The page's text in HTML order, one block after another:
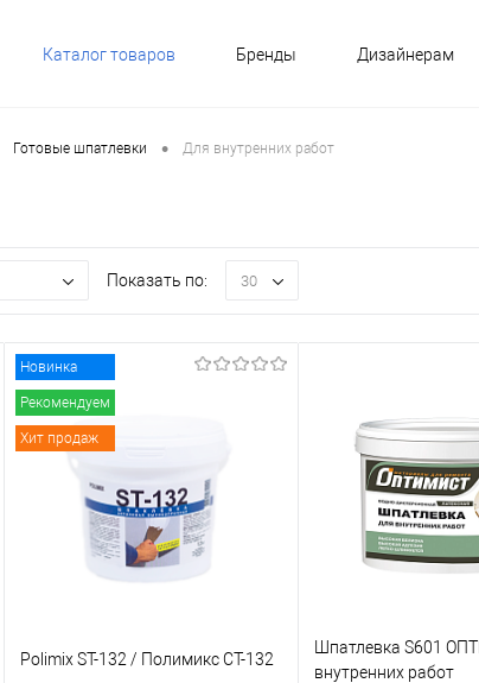
Каталог товаров Бренды Дизайнерам
Готовые шпатлевки • Для внутренних работ
Показать по: 30
Новинка
Рекомендуем
Хит продаж
Polimix ST-132 / Полимикс СТ-132
Шпатлевка S601
внутренних работ